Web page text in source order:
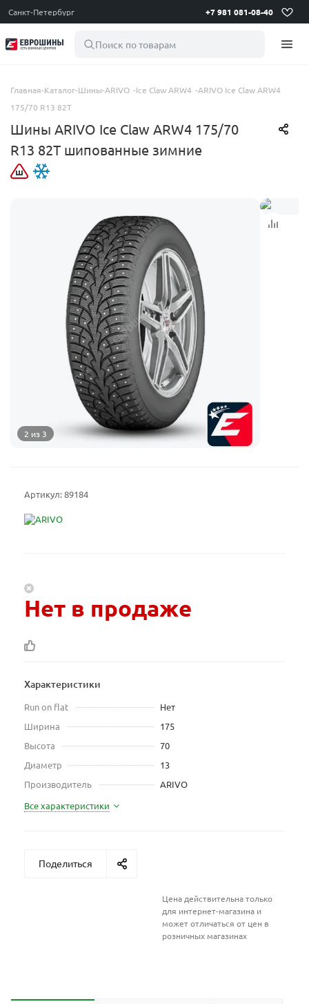
Санкт-Петербург +7 981 081-08-40
Поиск по товарам
Главная-Каталог-Шины-ARIVO -Ice Claw ARW4 -ARIVO Ice Claw ARW4
175/70 R13 82T
Шины ARIVO Ice Claw ARW4 175/70
R13 82T шипованные зимние
2 из 3
Артикул:89184
Нет в продаже
Характеристики
Run on flat
Нет
Ширина
175
Высота
70
Диаметр
13
Производитель
ARIVO
Все характеристики
Поделиться
Цена действительна только
для интернет-магазина и
может отличаться от цен в
розничных магазинах